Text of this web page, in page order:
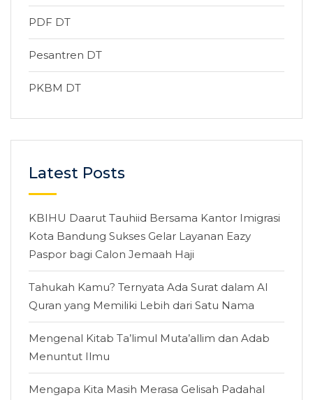
PDF DT
Pesantren DT
PKBM DT
Latest Posts
KBIHU Daarut Tauhiid Bersama Kantor Imigrasi
Kota Bandung Sukses Gelar Layanan Eazy
Paspor bagi Calon Jemaah Haji
Tahukah Kamu? Ternyata Ada Surat dalam Al
Quran yang Memiliki Lebih dari Satu Nama
Mengenal Kitab Ta’limul Muta’allim dan Adab
Menuntut Ilmu
Mengapa Kita Masih Merasa Gelisah Padahal